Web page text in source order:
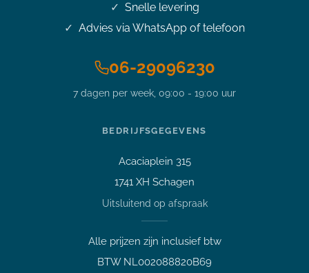
Snelle levering
Advies via WhatsApp of telefoon
06-29096230
7 dagen per week, 09:00 - 19:00 uur
BEDRIJFSGEGEVENS
Acaciaplein 315
1741 XH Schagen
Uitsluitend op afspraak
Alle prijzen zijn inclusief btw
BTW NL002088820B69
Stel je vraag over dit
product
Touchscreen Nvidia T1200 Office
Welk apparaat past bij mij?
Afspraak maken
Afhalen of bezichtigen
Verzending, status of afhalen